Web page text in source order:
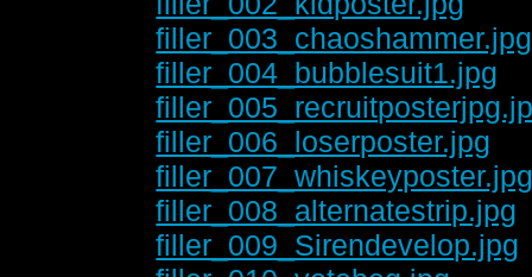
filler_003_chaoshammer.jpg
filler_004_bubblesuit1.jpg
filler_006_loserposter.jpg
filler_008_alternatestrip.jpg
filler_009_Sirendevelop.jpg